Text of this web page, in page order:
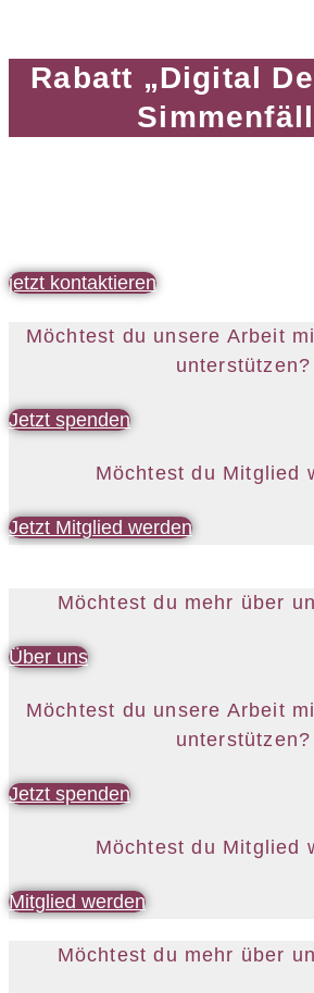
Rabatt „Digital
jetzt kontaktieren
Möchtest du unsere Arbeit
unterstützen?
Jetzt spenden
Möchtest du Mitglied
Jetzt Mitglied werden
Möchtest du mehr über
Über uns
Möchtest du unsere Arbeit
unterstützen?
Jetzt spenden
Möchtest du Mitglied
Mitglied werden
Möchtest du mehr über